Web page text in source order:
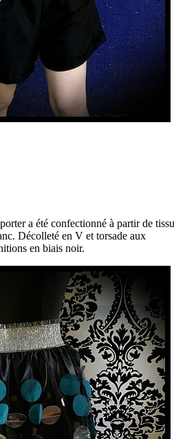
a été confectionné à partir de tissu
Décolleté en V et torsade aux
en biais noir.